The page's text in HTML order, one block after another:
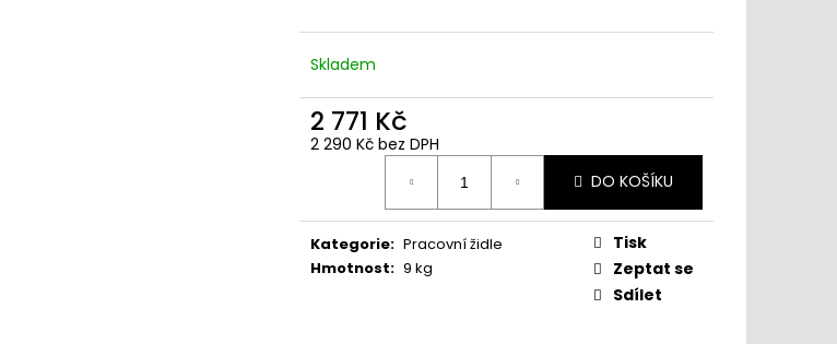
Skladem
2 771 Kč
2 290 Kč bez DPH
DO KOŠÍKU
Kategorie: Pracovní židle
Hmotnost: 9 kg
Tisk
Zeptat se
Sdílet
M
www.sedimdobre.cz - Chat
Sedimdobre podpora